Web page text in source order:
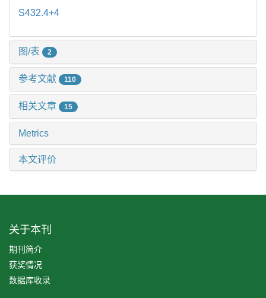
S432.4+4
图/表 2
参考文献 110
相关文章 15
Metrics
本文评价
关于本刊
期刊简介
获奖情况
数据库收录